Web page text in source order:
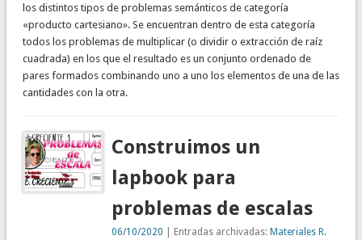
los distintos tipos de problemas semánticos de categoría
«producto cartesiano». Se encuentran dentro de esta categoría
todos los problemas de multiplicar (o dividir o extracción de raíz
cuadrada) en los que el resultado es un conjunto ordenado de
pares formados combinando uno a uno los elementos de una de las
cantidades con la otra.
Construimos un
lapbook para
problemas de escalas
06/10/2020 | Entradas archivadas:Materiales R.